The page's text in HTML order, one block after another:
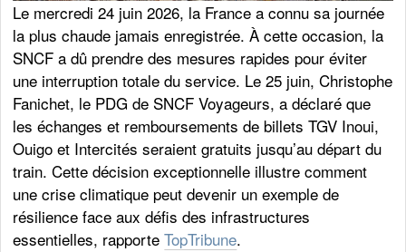
Le mercredi 24 juin 2026, la France a connu sa journée
la plus chaude jamais enregistrée. À cette occasion, la
SNCF a dû prendre des mesures rapides pour éviter
une interruption totale du service. Le 25 juin, Christophe
Fanichet, le PDG de SNCF Voyageurs, a déclaré que
les échanges et remboursements de billets TGV Inoui,
Ouigo et Intercités seraient gratuits jusqu’au départ du
train. Cette décision exceptionnelle illustre comment
une crise climatique peut devenir un exemple de
résilience face aux défis des infrastructures
essentielles, rapporteTopTribune.